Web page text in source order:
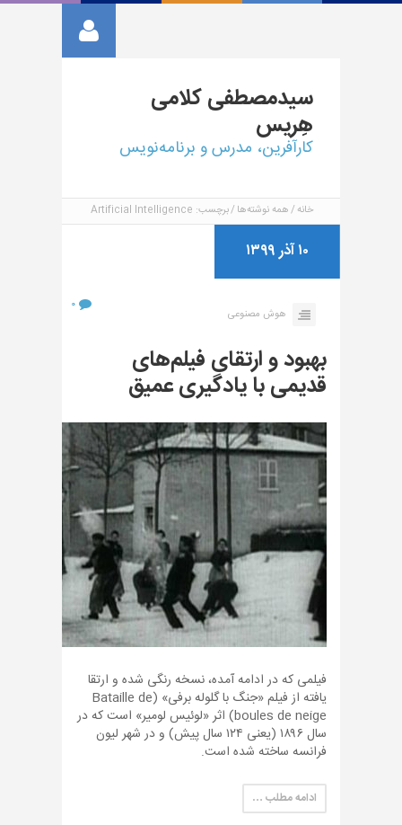
سیدمصطفیکلامی
هِریس
کارآفرین، مدرس و برنامه‌نویس
خانه همه نوشته‌ها برچسب: Artificial Intelligence
۱۰ آذر ۱۳۹۹
هوش مصنوعی
۰
بهبود و ارتقای فیلم‌های
قدیمی با یادگیری عمیق
فیلمی که در ادامه آمده، نسخه رنگی شده و ارتقا
یافته از فیلم «جنگ با گلوله برفی» (Bataille de
boules de neige) اثر «لوئیس لومیر» است که در
سال ۱۸۹۶ (یعنی ۱۲۴ سال پیش) و در شهر لیون
فرانسه ساخته شده است.
ادامه مطلب …